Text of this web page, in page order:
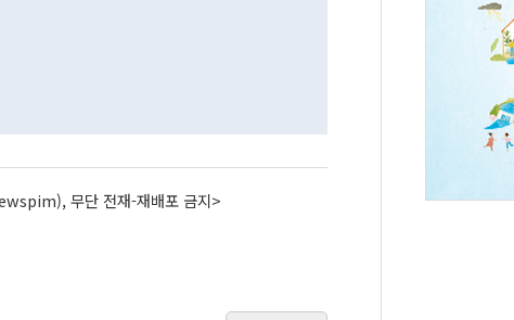
무단 전재-재배포 금지>